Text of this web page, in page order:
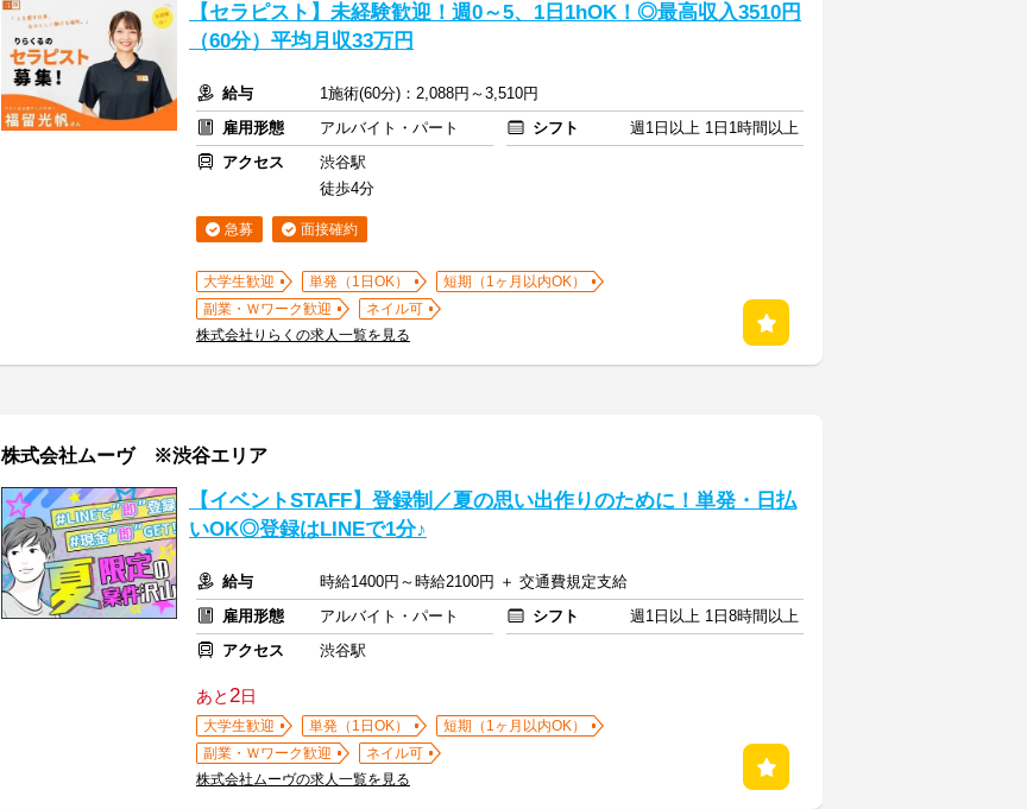
【セラピスト】未経験歓迎！週0～5、1日1hOK！◎最高収入3510円
（60分）平均月収33万円
給与
1施術(60分)：2,088円～3,510円
雇用形態
アルバイト・パート シフト
週1日以上 1日1時間以上
アクセス
渋谷駅
徒歩4分
急募 面接確約
大学生歓迎 単発（1日OK）
短期（1ヶ月以内OK）
副業・Ｗワーク歓迎
ネイル可
株式会社りらくの求人一覧を見る
株式会社ムーヴ ※渋谷エリア
【イベントSTAFF】登録制／夏の思い出作りのために！単発・日払
いOK◎登録はLINEで1分♪
給与
時給1400円～時給2100円 ＋ 交通費規定支給
雇用形態
アルバイト・パート シフト
週1日以上 1日8時間以上
アクセス
渋谷駅
あと2日
大学生歓迎 単発（1日OK）
短期（1ヶ月以内OK）
副業・Ｗワーク歓迎
ネイル可
株式会社ムーヴの求人一覧を見る